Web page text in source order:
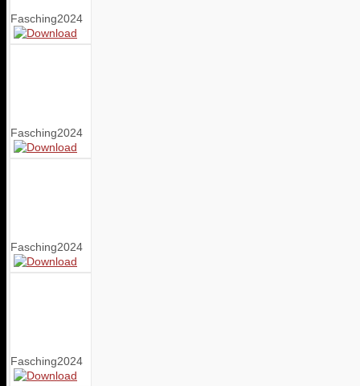
Fasching2024
Fasching2024
Fasching2024
Fasching2024